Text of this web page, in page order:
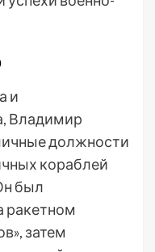
и
Владимир
должности
кораблей
был
ракетном
затем